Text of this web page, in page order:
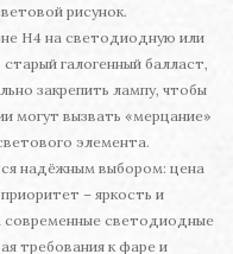
рисунок.
H4 на светодиодную или
галогенный балласт,
закрепить лампу, чтобы
могут вызвать «мерцание»
элемента.
надёжным выбором: цена
– яркость и
современные светодиодные
требования к фаре и